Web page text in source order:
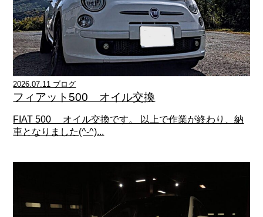
2026.07.11 ブログ
フィアット500 オイル交換
FIAT 500 オイル交換です。 以上で作業が終わり、納
車となりました(^-^)...